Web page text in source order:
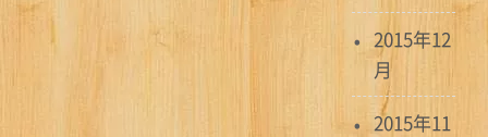
2015年12
月
2015年11